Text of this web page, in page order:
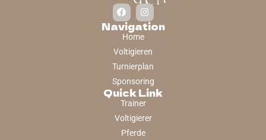
Navigation
Home
Voltigieren
Turnierplan
Sponsoring
Quick Link
Trainer
Voltigierer
Pferde